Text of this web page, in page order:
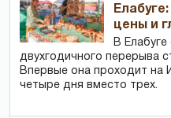
цены и
В
двухгодичного перерыва
Впервые она проходит на
четыре дня вместо трех.